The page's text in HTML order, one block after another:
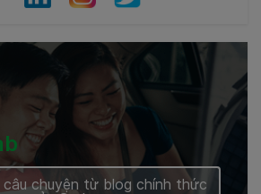
chuyện từ blog chính thức